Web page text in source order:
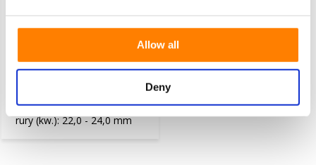
Allow all
Deny
Ekspander , Mocowanie do
rury (kw.): 22,0 - 24,0 mm
Ekspander , Mocowanie do
rury (kw.): 22,0 - 24,0 mm